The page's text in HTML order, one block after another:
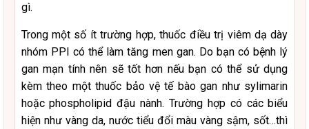
gì.
Trong một số ít trường hợp, thuốc điều trị viêm dạ dày
nhóm PPI có thể làm tăng men gan. Do bạn có bệnh lý
gan mạn tính nên sẽ tốt hơn nếu bạn có thể sử dụng
kèm theo một thuốc bảo vệ tế bào gan như sylimarin
hoặc phospholipid đậu nành. Trường hợp có các biểu
hiện như vàng da, nước tiểu đổi màu vàng sậm, sốt…thì